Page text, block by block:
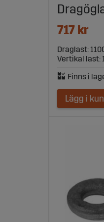
dragöglor
Besök
717 kr
Draglast:
Vertikal last:
Lägg i